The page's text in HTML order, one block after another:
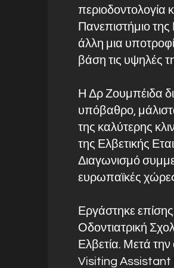
περιοδοντολογία
Πανεπιστήμιο
άλλη μια
βάση τις υψηλές
Η Δρ Ζουμπέιδα
υπόβαθρο,
της καλύτερης
της Ελβετικής
Διαγωνισμό
ευρωπαϊκές
Εργάστηκε
Οδοντιατρική
Ελβετία. Μετά
Visiting Assistant